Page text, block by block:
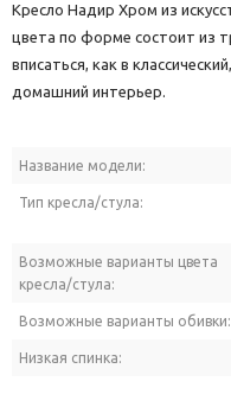
Кресло Надир Хром из
цвета по форме состоит из
вписаться, как в
домашний интерьер.
Название модели:
Тип кресла/стула:
Возможные варианты цвета
кресла/стула:
Возможные варианты обивки:
Низкая спинка: